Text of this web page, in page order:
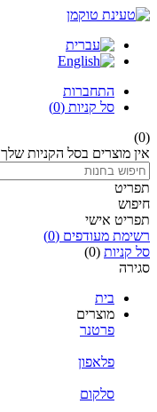
התחברות
סל קניות (0)
(0)
אין מוצרים בסל הקניות שלך
תפריט
חיפוש
תפריט אישי
רשימת מעודפים (0)
סל קניות (0)
סגירה
בית
מוצרים
פרטנר
פלאפון
סלקום